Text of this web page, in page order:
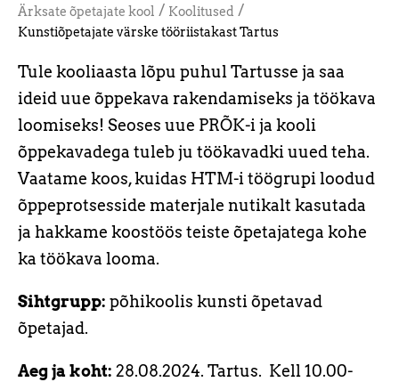
Ärksate õpetajate kool / Koolitused /
Kunstiõpetajate värske tööriistakast Tartus
Tule kooliaasta lõpu puhul Tartusse ja saa
ideid uue õppekava rakendamiseks ja töökava
loomiseks! Seoses uue PRÕK-i ja kooli
õppekavadega tuleb ju töökavadki uued teha.
Vaatame koos, kuidas HTM-i töögrupi loodud
õppeprotsesside materjale nutikalt kasutada
ja hakkame koostöös teiste õpetajatega kohe
ka töökava looma.
Sihtgrupp: põhikoolis kunsti õpetavad
õpetajad.
Aeg ja koht: 28.08.2024. Tartus. Kell 10.00-